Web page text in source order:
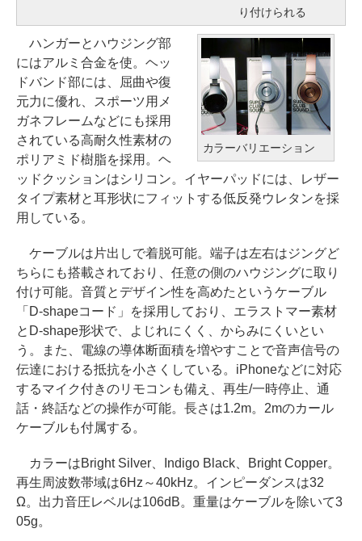
り付けられる
カラーバリエーション
ハンガーとハウジング部
にはアルミ合金を使。ヘッ
ドバンド部には、屈曲や復
元力に優れ、スポーツ用メ
ガネフレームなどにも採用
されている高耐久性素材の
ポリアミド樹脂を採用。ヘ
ッドクッションはシリコン。イヤーパッドには、レザー
タイプ素材と耳形状にフィットする低反発ウレタンを採
用している。
ケーブルは片出しで着脱可能。端子は左右はジングど
ちらにも搭載されており、任意の側のハウジングに取り
付け可能。音質とデザイン性を高めたというケーブル
「D-shapeコード」を採用しており、エラストマー素材
とD-shape形状で、よじれにくく、からみにくいとい
う。また、電線の導体断面積を増やすことで音声信号の
伝達における抵抗を小さくしている。iPhoneなどに対応
するマイク付きのリモコンも備え、再生/一時停止、通
話・終話などの操作が可能。長さは1.2m。2mのカール
ケーブルも付属する。
カラーはBright Silver、Indigo Black、Bright Copper。
再生周波数帯域は6Hz～40kHz。インピーダンスは32
Ω。出力音圧レベルは106dB。重量はケーブルを除いて3
05g。